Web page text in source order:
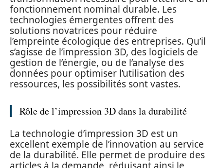
fonctionnement nominal durable. Les
technologies émergentes offrent des
solutions novatrices pour réduire
l’empreinte écologique des entreprises. Qu’il
s’agisse de l’impression 3D, des logiciels de
gestion de l’énergie, ou de l’analyse des
données pour optimiser l’utilisation des
ressources, les possibilités sont vastes.
Rôle de l’impression 3D dans la durabilité
La technologie d’impression 3D est un
excellent exemple de l’innovation au service
de la durabilité. Elle permet de produire des
articles à la demande, réduisant ainsi le